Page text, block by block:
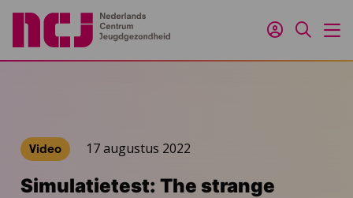
Inloggen
Zoeken
Video 17 augustus 2022
Simulatietest: The strange